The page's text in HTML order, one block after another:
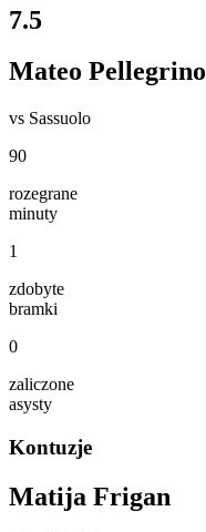
7.5
Mateo Pellegrino
vs Sassuolo
90
rozegrane
minuty
1
zdobyte
bramki
0
zaliczone
asysty
Kontuzje
Matija Frigan